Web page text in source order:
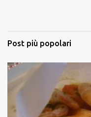
Post più popolari